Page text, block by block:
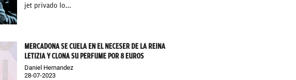
jet privado lo...
MERCADONA SE CUELA EN EL NECESER DE LA REINA
LETIZIA Y CLONA SU PERFUME POR 8 EUROS
Daniel Hernandez
28-07-2023